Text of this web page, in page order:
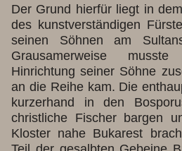
Der Grund hierfür liegt in
des kunstverständigen
seinen Söhnen am
Grausamerweise
Hinrichtung seiner Söhne
an die Reihe kam. Die
kurzerhand in den
christliche Fischer bargen
Kloster nahe Bukarest